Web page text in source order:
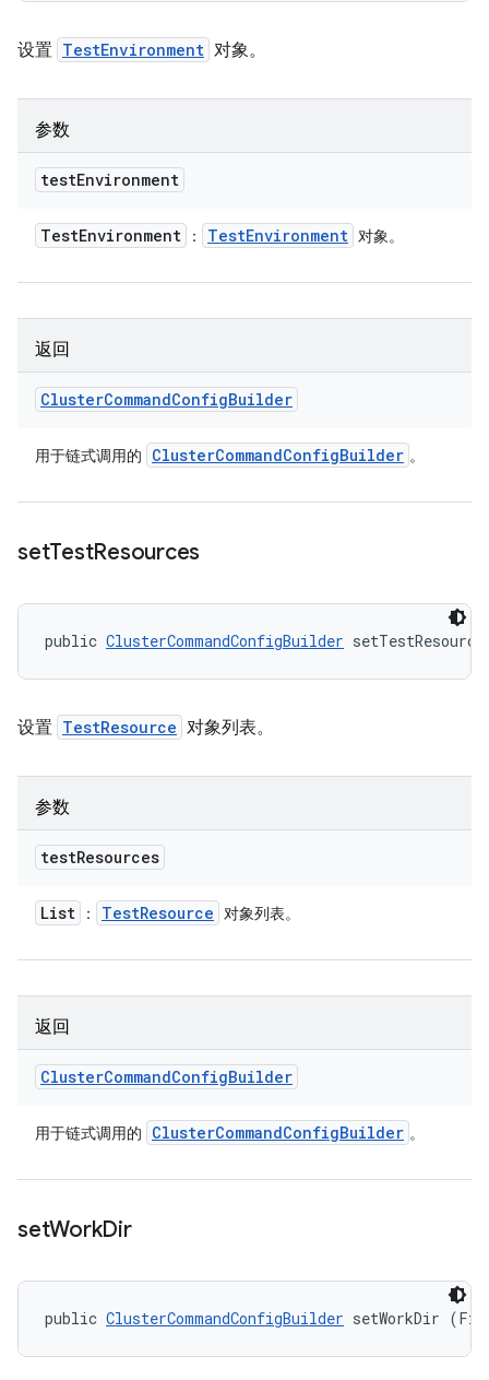
设置 TestEnvironment 对象。
参数
testEnvironment
TestEnvironment ： TestEnvironment 对象。
返回
ClusterCommandConfigBuilder
用于链式调用的 ClusterCommandConfigBuilder 。
setTestResources
public ClusterCommandConfigBuilder
设置 TestResource 对象列表。
参数
testResources
List ： TestResource 对象列表。
返回
ClusterCommandConfigBuilder
用于链式调用的 ClusterCommandConfigBuilder 。
setWorkDir
public ClusterCommandConfigBuilder setWorkDir